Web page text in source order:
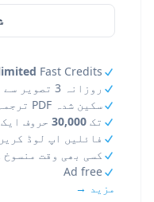
Fast Credits
روزانہ 3 تصویر سے تصویر ترجمے
سکین شدہ PDF ترجمہ کی سہولت
تک 30,000 حروف
فائلیں اپ لوڈ
کسی بھی وقت منسوخ
Ad free
مزید →